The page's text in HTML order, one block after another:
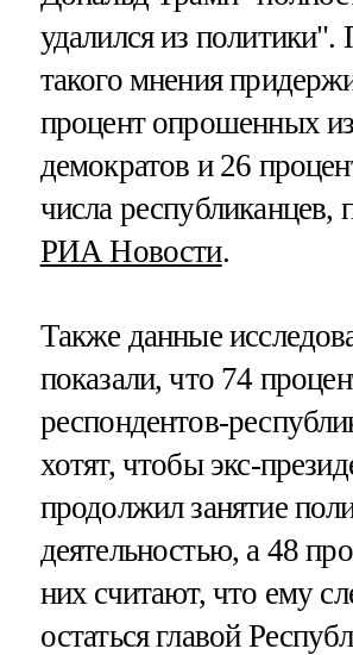
удалился из
такого мнения
процент опрошенных
демократов и 26
числа республиканцев,
РИА Новости.
Также данные
показали, что 74
респондентов-
хотят, чтобы экс-
продолжил занятие
деятельностью, а 48
них считают, что ему
остаться главой